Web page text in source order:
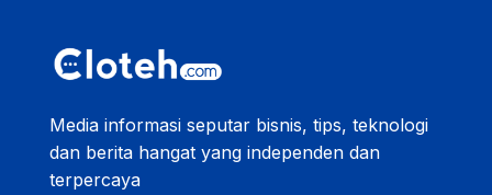
Media informasi seputar bisnis, tips, teknologi
dan berita hangat yang independen dan
terpercaya